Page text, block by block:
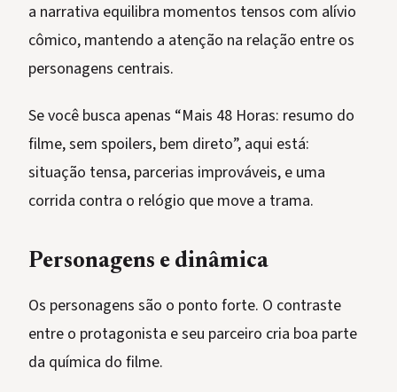
a narrativa equilibra momentos tensos com alívio
cômico, mantendo a atenção na relação entre os
personagens centrais.
Se você busca apenas “Mais 48 Horas: resumo do
filme, sem spoilers, bem direto”, aqui está:
situação tensa, parcerias improváveis, e uma
corrida contra o relógio que move a trama.
Personagens e dinâmica
Os personagens são o ponto forte. O contraste
entre o protagonista e seu parceiro cria boa parte
da química do filme.